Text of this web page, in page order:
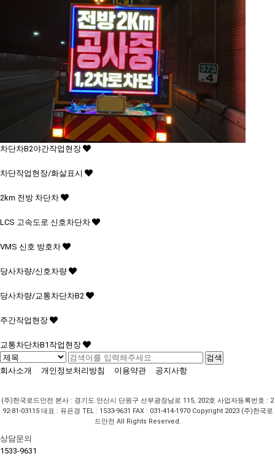
차단차B2야간작업현장
차단작업현장/화살표시
2km 전방 차단차
LCS 고속도로 신호차단차
VMS 신호 방호차
당사차량/신호차량
당사차량/교통차단차B2
주간작업현장
교통차단차B1작업현장
회사소개 개인정보처리방침 이용약관 공지사항
(주)한국로드안전 본사 : 경기도 안산시 단원구 선부광장남로 115, 202호 사업자등록번호 : 2
92-81-03115 대표 : 유은경 TEL : 1533-9631 FAX : 031-414-1970 Copyright 2023 (주)한국로
드안전 All Rights Reserved.
상담문의
1533-9631